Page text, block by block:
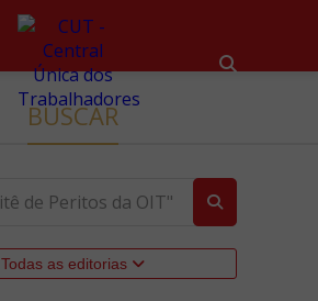
BUSCAR
Todas as editorias